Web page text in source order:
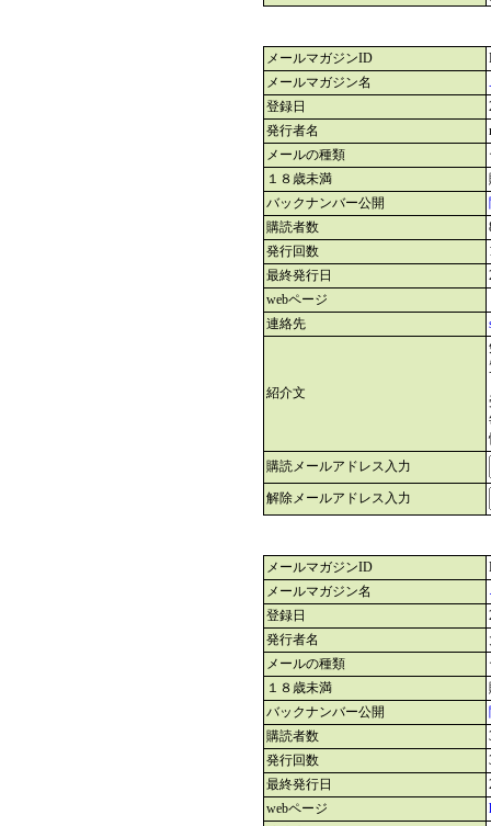
メールマガジンID
メールマガジン名
登録日
発行者名
メールの種類
１８歳未満
バックナンバー公開
購読者数
発行回数
最終発行日
webページ
連絡先
紹介文
購読メールアドレス入力
解除メールアドレス入力
メールマガジンID
メールマガジン名
登録日
発行者名
メールの種類
１８歳未満
バックナンバー公開
購読者数
発行回数
最終発行日
webページ